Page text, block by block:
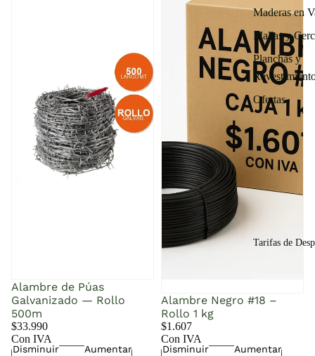
Maderas en
Mallas y
Planchas y
Ofertas
Tarifas de
Alambre de Púas
Galvanizado — Rollo
500m
$33.990
Con IVA
Disminuir
Aumentar
Alambre Negro #18 –
Rollo 1 kg
$1.607
Con IVA
Disminuir
Aumentar